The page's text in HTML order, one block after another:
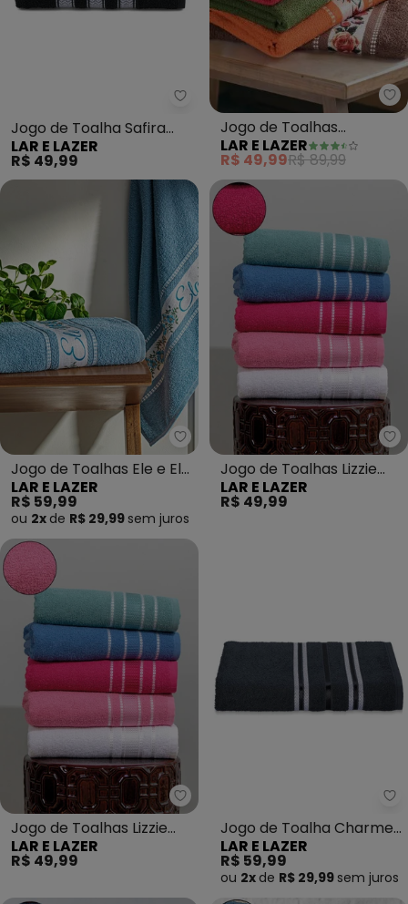
Lar e Lazer - Jogo de Toalha
Jogo de Toalha Safira
(Preta) 2 Peças
LAR E LAZER
R$ 49,99
Jogo de Toalhas
(Marrom) 2 Peças
LAR E LAZER
R$ 49,99R$ 89,99
Lar e Lazer - Jogo de Toalhas
Jogo de Toalhas Ele e Ela
(Azul) 2 Peças
LAR E LAZER
R$ 59,99
ou 2x de R$ 29,99 sem juros
Jogo de Toalhas Lizzie
(Framboesa) 2 Peças
LAR E LAZER
R$ 49,99
Lar e Lazer - Jogo de Toalhas
Jogo de Toalhas Lizzie
(Rosa Dalia) 2 Peças
LAR E LAZER
R$ 49,99
Jogo de Toalha Charme
(Preta) 2 Peças
LAR E LAZER
R$ 59,99
ou 2x de R$ 29,99 sem juros